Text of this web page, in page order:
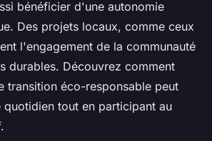
bénéficier d'une autonomie
Des projets locaux, comme ceux
l'engagement de la communauté
durables. Découvrez comment
transition éco-responsable peut
tout en participant au